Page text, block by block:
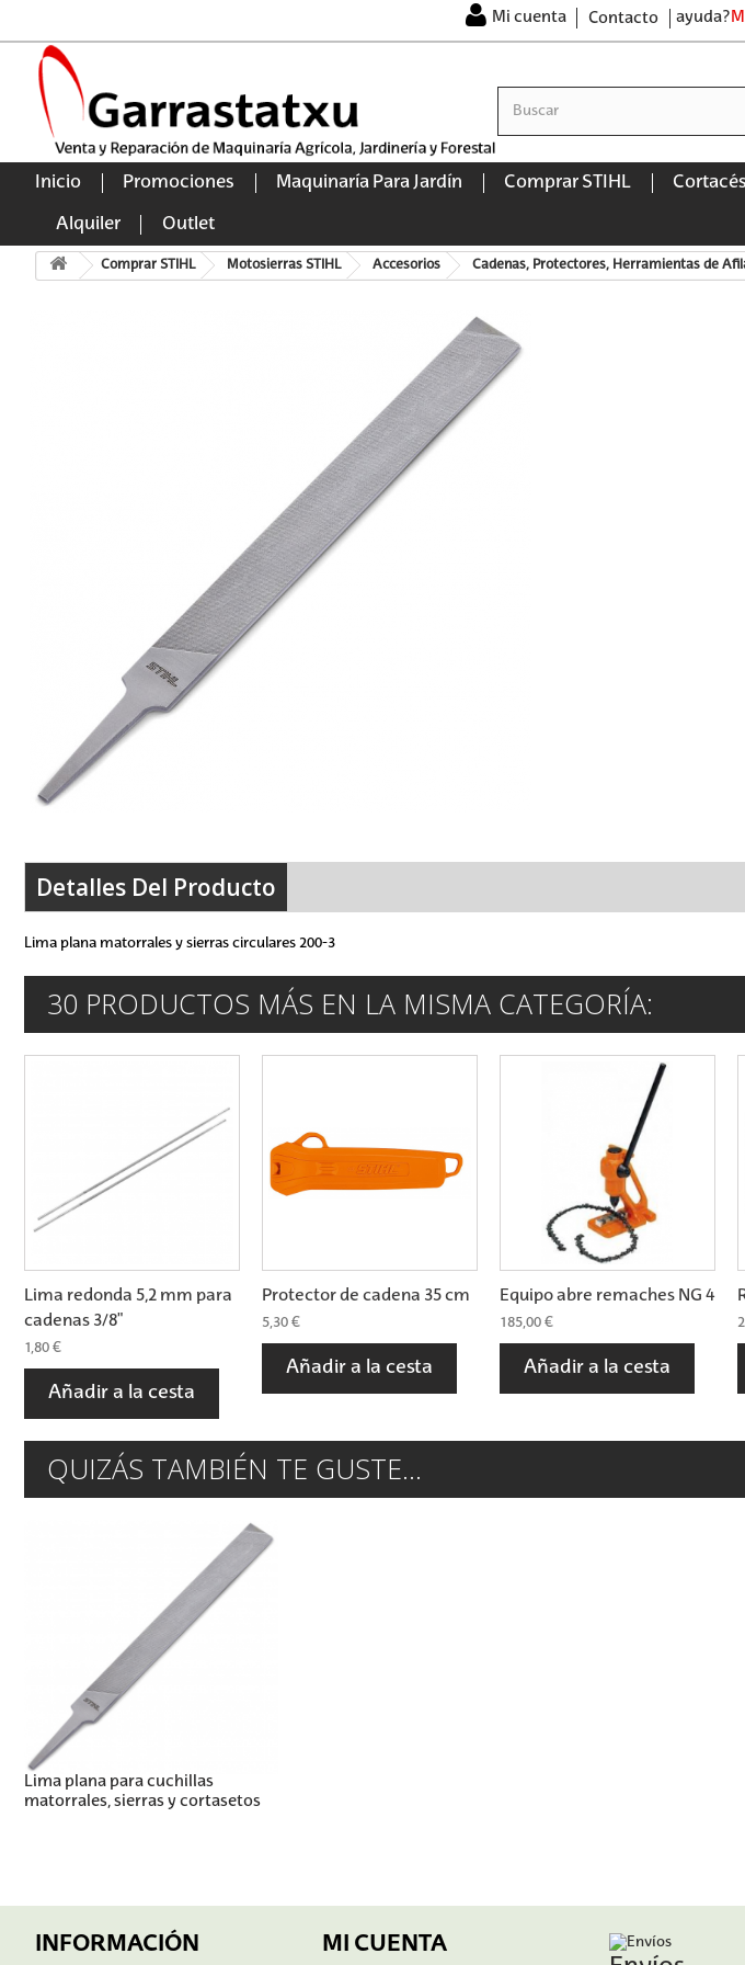
ayuda?
Contacto
Mi cuenta
Inicio Promociones Maquinaría Para Jardín Comprar STIHL
Alquiler Outlet
Comprar STIHL Motosierras STIHL Accesorios Cadenas, Protectores, Herramientas de
Detalles Del Producto
Lima plana matorrales y sierras circulares 200-3
30 PRODUCTOS MÁS EN LA MISMA CATEGORÍA:
Lima redonda 5,2 mm para
cadenas 3/8"
1,80 €
Añadir a la cesta
Protector de cadena 35 cm
5,30 €
Añadir a la cesta
Equipo abre remaches NG 4
185,00 €
Añadir a la cesta
QUIZÁS TAMBIÉN TE GUSTE...
Lima plana para cuchillas
matorrales, sierras y cortasetos
INFORMACIÓN MI CUENTA